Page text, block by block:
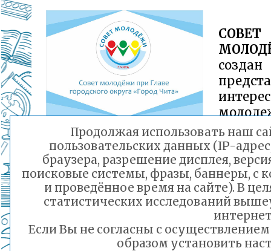
СОВЕТ
Продолжая использовать наш
пользовательских данных (IP-
браузера, разрешение дисплея,
поисковые системы, фразы, баннеры, с
и проведённое время на сайте). В
статистических исследований
Если Вы не согласны с
образом установить